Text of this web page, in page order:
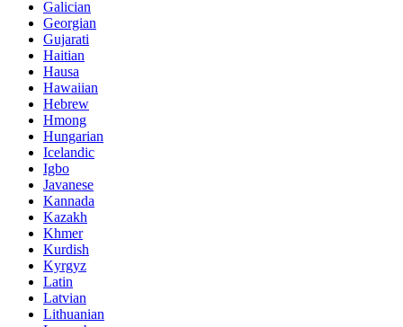
Galician
Georgian
Gujarati
Haitian
Hausa
Hawaiian
Hebrew
Hmong
Hungarian
Icelandic
Igbo
Javanese
Kannada
Kazakh
Khmer
Kurdish
Kyrgyz
Latin
Latvian
Lithuanian